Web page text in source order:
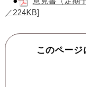
／224KB]
このペー